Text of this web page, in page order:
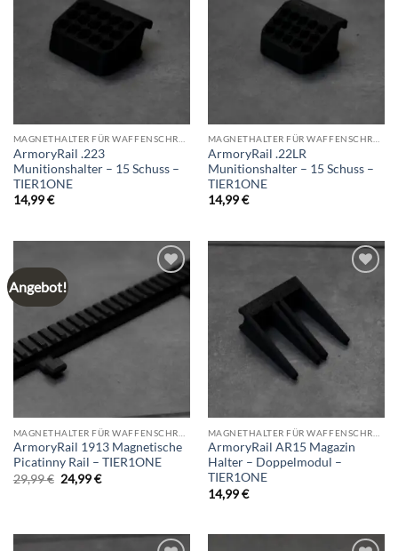
ArmoryRail .223
Munitionshalter – 15 Schuss –
TIER1ONE
14,99€
ArmoryRail .22LR
Munitionshalter – 15 Schuss –
TIER1ONE
14,99€
Angebot!
Add to
wishlist
ArmoryRail 1913 Magnetische
Picatinny Rail – TIER1ONE
29,99€ Ursprünglicher
Preis
24,99€Aktueller
ArmoryRail AR15 Magazin
Halter – Doppelmodul –
TIER1ONE
14,99€